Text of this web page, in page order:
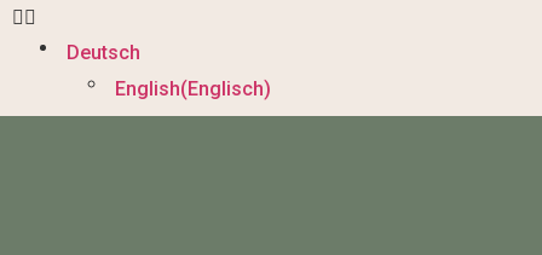
Deutsch
English(Englisch)